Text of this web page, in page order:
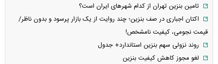
تامین بنزین تهران از کدام شهر‌های ایران است؟
اکتان اجباری در صف بنزین؛ چند روایت از یک بازار پر‌سود و بدون ناظر/
قیمت نجومی، کیفیت نامشخص!
روند نزولی سهم بنزین استاندارد+ جدول
لغو مجوز کاهش کیفیت بنزین